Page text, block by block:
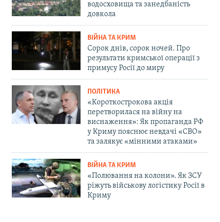
водосховища та занедбаність
довкола
ВІЙНА ТА КРИМ
Сорок днів, сорок ночей. Про
результати кримської операції з
примусу Росії до миру
ПОЛІТИКА
«Короткострокова акція
перетворилася на війну на
виснаження»: Як пропаганда РФ
у Криму пояснює невдачі «СВО»
та залякує «мінними атаками»
ВІЙНА ТА КРИМ
«Полювання на колони». Як ЗСУ
ріжуть військову логістику Росії в
Криму